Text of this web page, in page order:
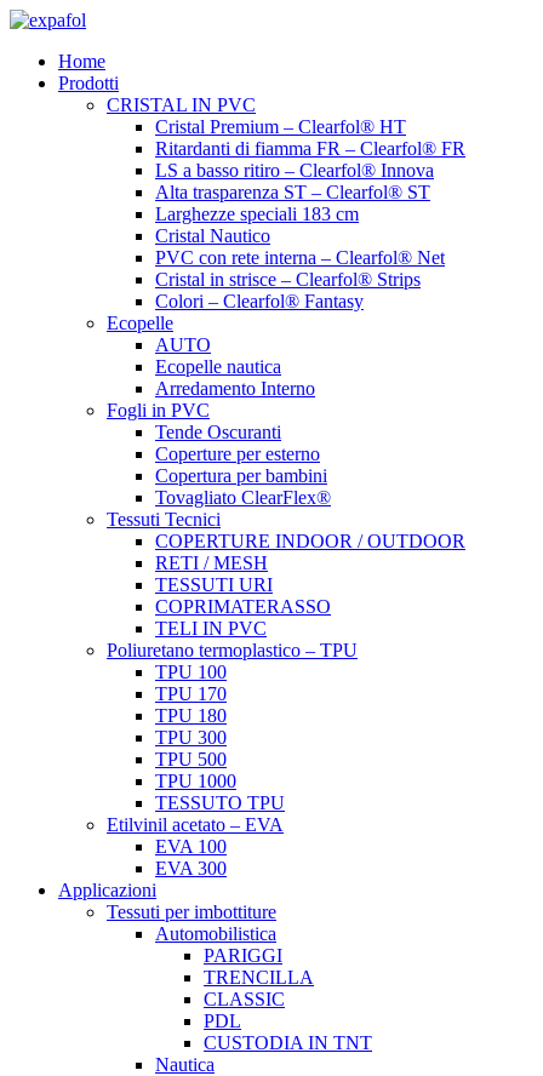
Vai
contenutoHome
Prodotti
CRISTAL IN PVC
Cristal Premium – Clearfol® HT
Ritardanti di fiamma FR – Clearfol® FR
LS a basso ritiro – Clearfol® Innova
Alta trasparenza ST – Clearfol® ST
Larghezze speciali 183 cm
Cristal Nautico
PVC con rete interna – Clearfol® Net
Cristal in strisce – Clearfol® Strips
Colori – Clearfol® Fantasy
Ecopelle
AUTO
Ecopelle nautica
Arredamento Interno
Fogli in PVC
Tende Oscuranti
Coperture per esterno
Copertura per bambini
Tovagliato ClearFlex®
Tessuti Tecnici
COPERTURE INDOOR / OUTDOOR
RETI / MESH
TESSUTI URI
COPRIMATERASSO
TELI IN PVC
Poliuretano termoplastico – TPU
TPU 100
TPU 170
TPU 180
TPU 300
TPU 500
TPU 1000
TESSUTO TPU
Etilvinil acetato – EVA
EVA 100
EVA 300
Applicazioni
Tessuti per imbottiture
Automobilistica
PARIGGI
TRENCILLA
CLASSIC
PDL
CUSTODIA IN TNT
Nautica